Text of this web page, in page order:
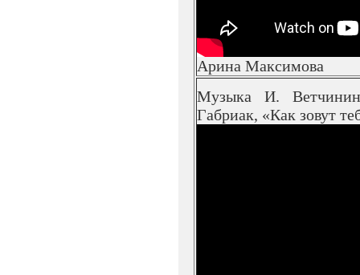
Арина Максимова
Музыка И.
Габриак, «Как зовут